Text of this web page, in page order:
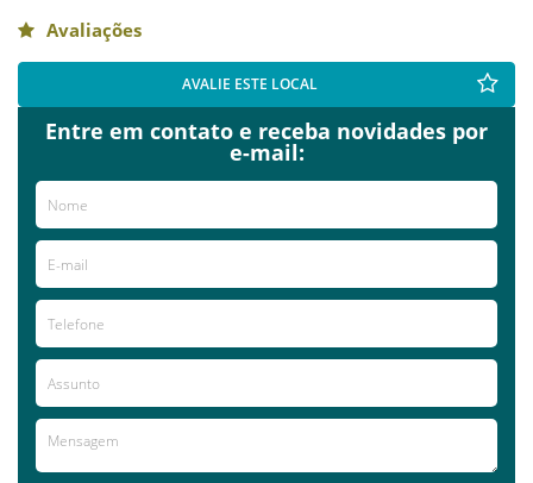
Avaliações
AVALIE ESTE LOCAL
Entre em contato e receba novidades por
e-mail: